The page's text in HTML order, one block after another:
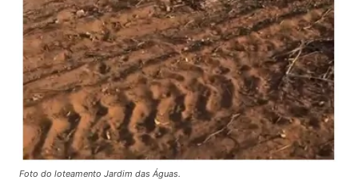
Foto do loteamento Jardim das Águas.